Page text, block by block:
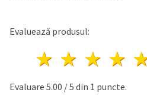
Evaluează produsul:
4
3
2 stele
1 stea
Evaluare 5.00 /5 din 1 puncte.